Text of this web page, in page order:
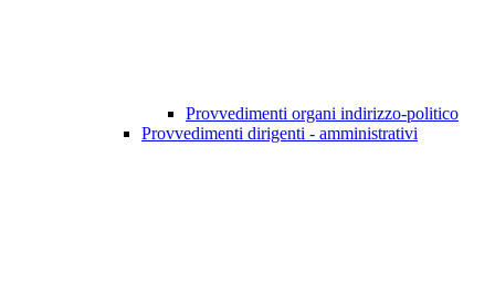
Provvedimenti organi indirizzo-politico
Provvedimenti dirigenti - amministrativi